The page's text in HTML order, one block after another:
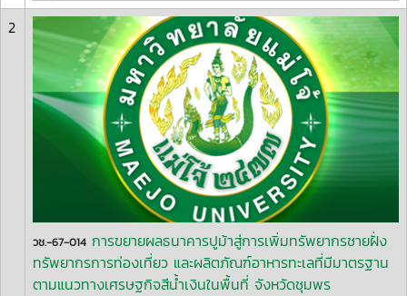
2
วช.-67-014 การขยายผลธนาคารปูม้าสู่การเพิ่มทรัพยากรชายฝั่ง
ทรัพยากรการท่องเที่ยว และผลิตภัณฑ์อาหารทะเลที่มีมาตรฐาน
ตามแนวทางเศรษฐกิจสีน้ำเงินในพื้นที่ จังหวัดชุมพร